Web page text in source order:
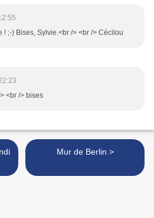
! ;-) Bises, Sylvie.<br /> <br /> Cécilou
<br /> bises
Mur de Berlin >